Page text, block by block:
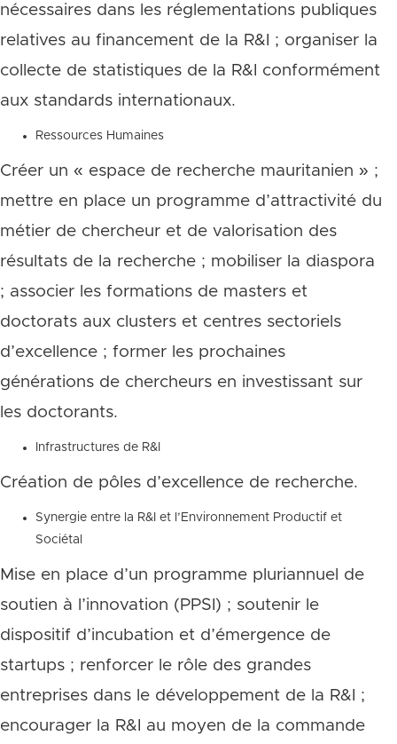
nécessaires dans les réglementations publiques
relatives au financement de la R&I ; organiser la
collecte de statistiques de la R&I conformément
aux standards internationaux.
Ressources Humaines
Créer un « espace de recherche mauritanien » ;
mettre en place un programme d’attractivité du
métier de chercheur et de valorisation des
résultats de la recherche ; mobiliser la diaspora
; associer les formations de masters et
doctorats aux clusters et centres sectoriels
d’excellence ; former les prochaines
générations de chercheurs en investissant sur
les doctorants.
Infrastructures de R&I
Création de pôles d’excellence de recherche.
Synergie entre la R&I et l’Environnement Productif et
Sociétal
Mise en place d’un programme pluriannuel de
soutien à l’innovation (PPSI) ; soutenir le
dispositif d’incubation et d’émergence de
startups ; renforcer le rôle des grandes
entreprises dans le développement de la R&I ;
encourager la R&I au moyen de la commande